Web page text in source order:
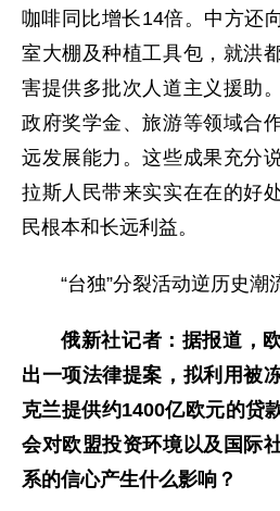
咖啡同比增长14倍。中方还
室大棚及种植工具包，就洪
害提供多批次人道主义援助
政府奖学金、旅游等领域合
远发展能力。这些成果充分
拉斯人民带来实实在在的好
民根本和长远利益。
“台独”分裂活动逆历史潮
俄新社记者：据报道，
出一项法律提案，拟利用被
克兰提供约1400亿欧元的贷
会对欧盟投资环境以及国际
系的信心产生什么影响？